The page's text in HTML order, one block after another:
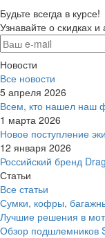
Будьте всегда в курсе!
Узнавайте о скидках
Новости
Все новости
5 апреля 2026
Всем, кто нашел наш
1 марта 2026
Новое поступление
12 января 2026
Российский бренд
Статьи
Все статьи
Сумки, кофры,
Лучшие решения в
Обзор подшлемников